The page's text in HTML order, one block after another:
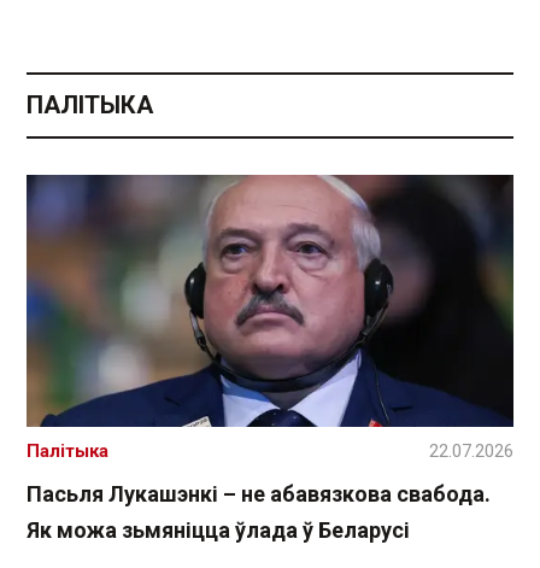
ПАЛІТЫКА
Пасьля Лукашэнкі – не абавязкова свабода.
Як можа зьмяніцца ўлада ў Беларусі
Палітыка 22.07.2026